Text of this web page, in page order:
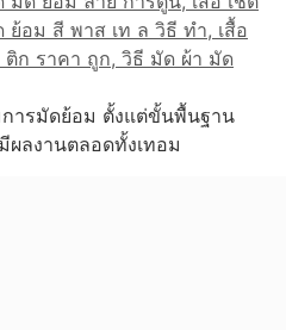
ารมัดย้อม ตั้งแต่ขั้นพื้นฐาน
ผลงานตลอดทั้งเทอม